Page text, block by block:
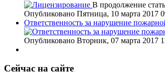
В продолжение
Опубликовано Пятница, 10 марта 2017
Ответственность за нарушение
Опубликовано Вторник, 07 марта 2017
Сейчас на сайте